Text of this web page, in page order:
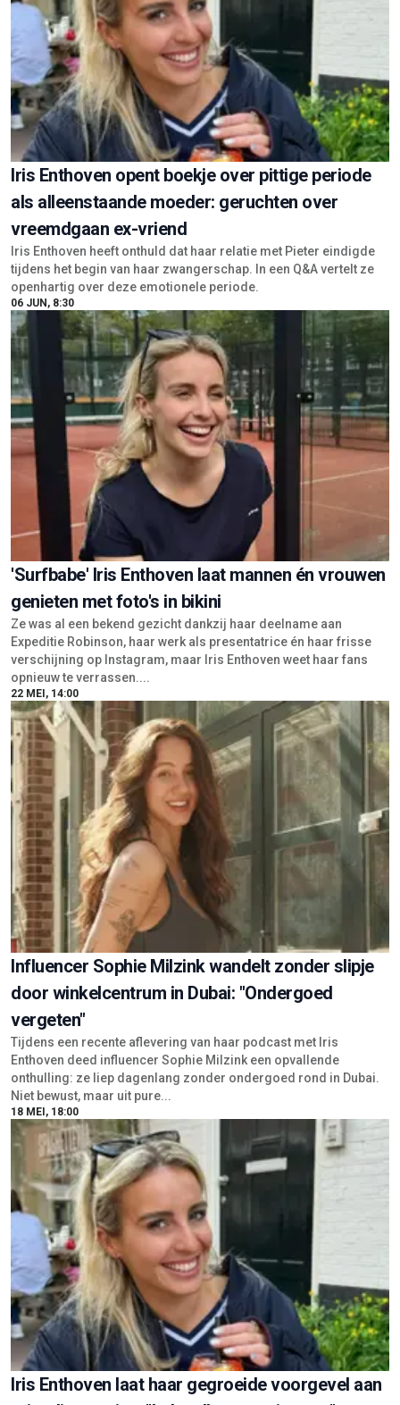
Iris Enthoven opent boekje over pittige periode
als alleenstaande moeder: geruchten over
vreemdgaan ex-vriend
Iris Enthoven heeft onthuld dat haar relatie met Pieter eindigde
tijdens het begin van haar zwangerschap. In een Q&A vertelt ze
openhartig over deze emotionele periode.
06 JUN, 8:30
'Surfbabe' Iris Enthoven laat mannen én vrouwen
genieten met foto's in bikini
Ze was al een bekend gezicht dankzij haar deelname aan
Expeditie Robinson, haar werk als presentatrice én haar frisse
verschijning op Instagram, maar Iris Enthoven weet haar fans
opnieuw te verrassen....
22 MEI, 14:00
Influencer Sophie Milzink wandelt zonder slipje
door winkelcentrum in Dubai: "Ondergoed
vergeten"
Tijdens een recente aflevering van haar podcast met Iris
Enthoven deed influencer Sophie Milzink een opvallende
onthulling: ze liep dagenlang zonder ondergoed rond in Dubai.
Niet bewust, maar uit pure...
18 MEI, 18:00
Iris Enthoven laat haar gegroeide voorgevel aan